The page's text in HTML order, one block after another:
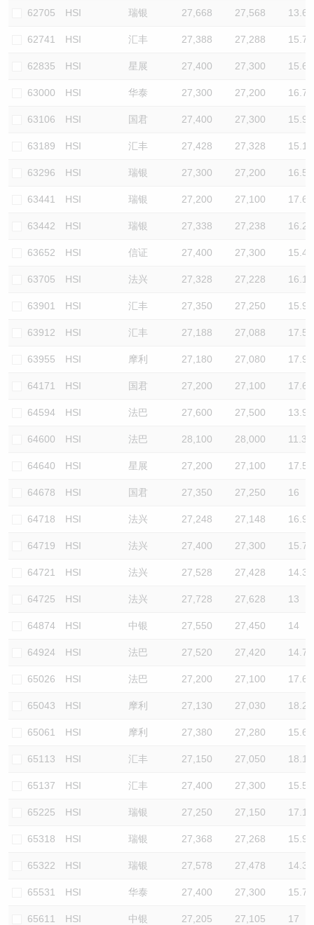
62705 HSI 瑞银 27,668 27,568 13.6
62741 HSI 汇丰 27,388 27,288 15.7
62835 HSI 星展 27,400 27,300 15.6
63000 HSI 华泰 27,300 27,200 16.7
63106 HSI 国君 27,400 27,300 15.9
63189 HSI 汇丰 27,428 27,328 15.1
63296 HSI 瑞银 27,300 27,200 16.5
63441 HSI 瑞银 27,200 27,100 17.6
63442 HSI 瑞银 27,338 27,238 16.2
63652 HSI 信证 27,400 27,300 15.4
63705 HSI 法兴 27,328 27,228 16.1
63901 HSI 汇丰 27,350 27,250 15.9
63912 HSI 汇丰 27,188 27,088 17.5
63955 HSI 摩利 27,180 27,080 17.9
64171 HSI 国君 27,200 27,100 17.6
64594 HSI 法巴 27,600 27,500 13.9
64600 HSI 法巴 28,100 28,000 11.3
64640 HSI 星展 27,200 27,100 17.5
64678 HSI 国君 27,350 27,250 16
64718 HSI 法兴 27,248 27,148 16.9
64719 HSI 法兴 27,400 27,300 15.7
64721 HSI 法兴 27,528 27,428 14.3
64725 HSI 法兴 27,728 27,628 13
64874 HSI 中银 27,550 27,450 14
64924 HSI 法巴 27,520 27,420 14.7
65026 HSI 法巴 27,200 27,100 17.6
65043 HSI 摩利 27,130 27,030 18.2
65061 HSI 摩利 27,380 27,280 15.6
65113 HSI 汇丰 27,150 27,050 18.1
65137 HSI 汇丰 27,400 27,300 15.5
65225 HSI 瑞银 27,250 27,150 17.1
65318 HSI 瑞银 27,368 27,268 15.9
65322 HSI 瑞银 27,578 27,478 14.3
65531 HSI 华泰 27,400 27,300 15.7
65611 HSI 中银 27,205 27,105 17